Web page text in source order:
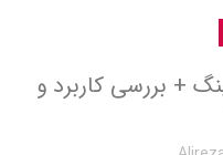
+ بررسی کاربرد و